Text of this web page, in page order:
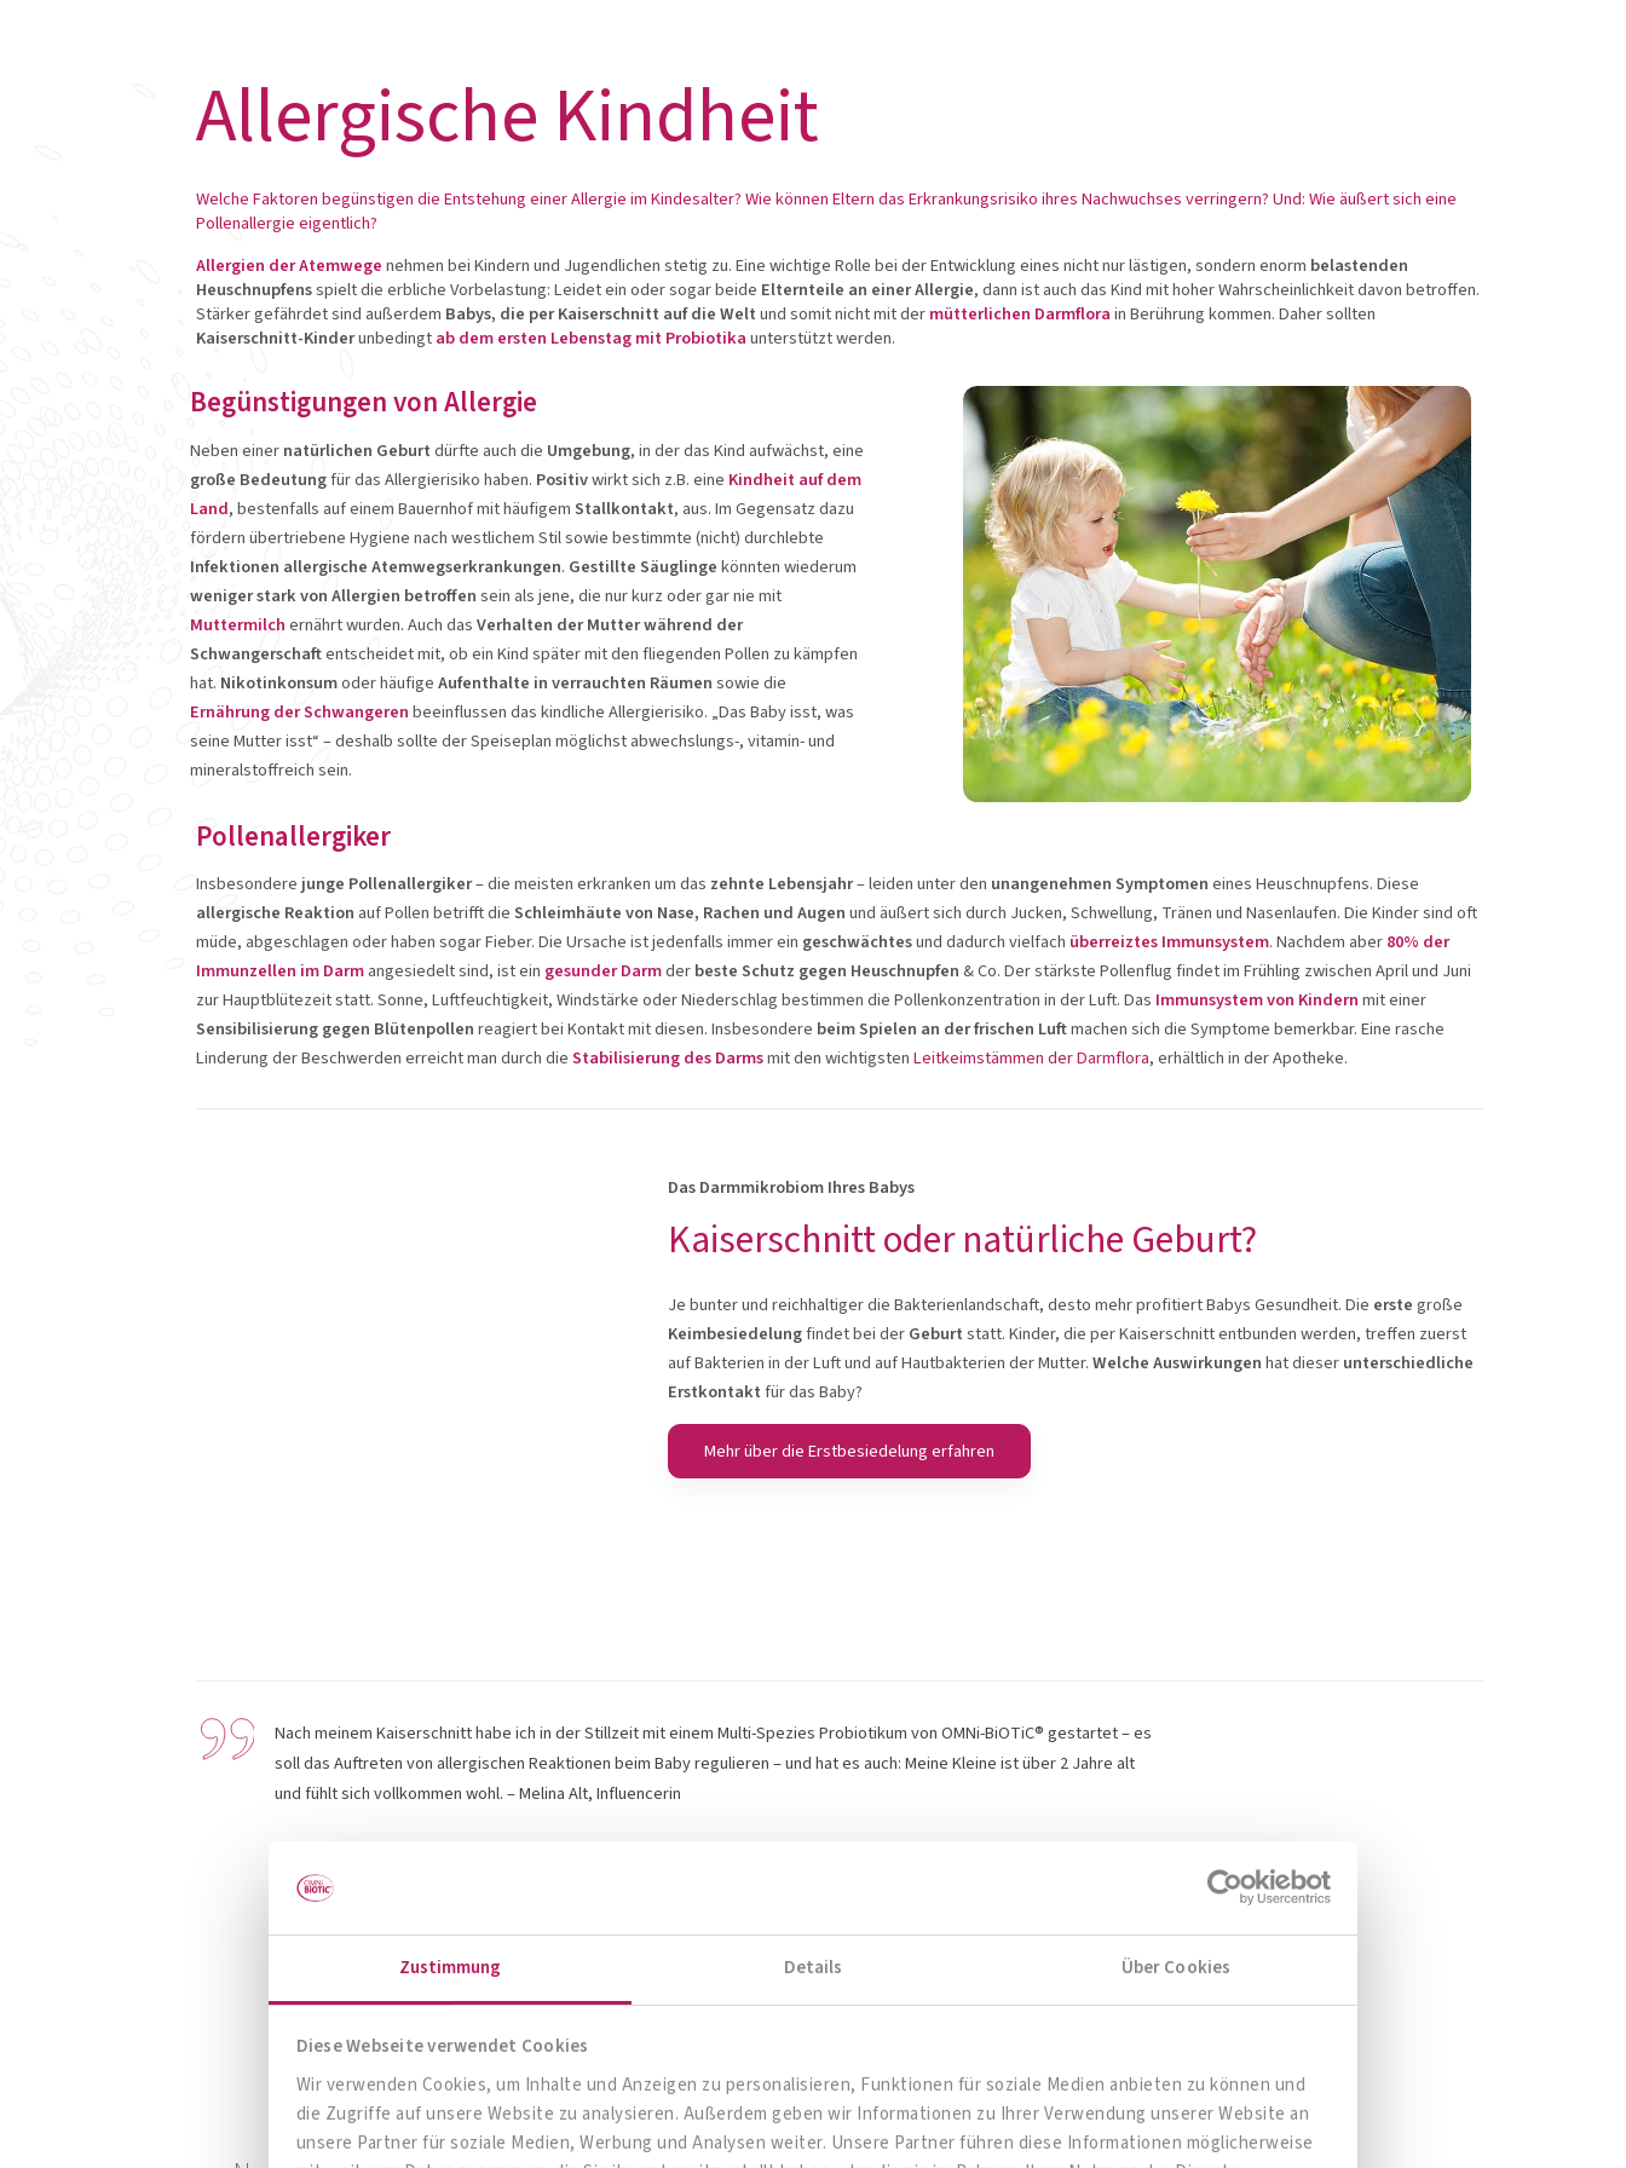
Zustimmung Details Über Cookies
Diese Webseite verwendet Cookies
Wir verwenden Cookies, um Inhalte und Anzeigen zu personalisieren, Funktionen für soziale Medien anbieten zu können und
die Zugriffe auf unsere Website zu analysieren. Außerdem geben wir Informationen zu Ihrer Verwendung unserer Website an
unsere Partner für soziale Medien, Werbung und Analysen weiter. Unsere Partner führen diese Informationen möglicherweise
Zum Produktberater
Allergische Kindheit
Welche Faktoren begünstigen die Entstehung einer Allergie im Kindesalter? Wie können Eltern das Erkrankungsrisiko ihres Nachwuchses verringern? Und: Wie äußert sich eine
Pollenallergie eigentlich?
Allergien der Atemwegenehmen bei Kindern und Jugendlichen stetig zu. Eine wichtige Rolle bei der Entwicklung eines nicht nur lästigen, sondern enorm belastenden
Heuschnupfensspielt die erbliche Vorbelastung: Leidet ein oder sogar beide Elternteile an einer Allergie, dann ist auch das Kind mit hoher Wahrscheinlichkeit davon betroffen.
Stärker gefährdet sind außerdem Babys, die per Kaiserschnitt auf die Weltund somit nicht mit dermütterlichen Darmflorain Berührung kommen. Daher sollten
Kaiserschnitt-Kinderunbedingtab dem ersten Lebenstag mit Probiotikaunterstützt werden.
Begünstigungen von Allergie
Neben einernatürlichen Geburtdürfte auch die Umgebung, in der das Kind aufwächst, eine
große Bedeutungfür das Allergierisiko haben. Positivwirkt sich z.B. eine Kindheit auf dem
Land, bestenfalls auf einem Bauernhof mit häufigemStallkontakt, aus. Im Gegensatz dazu
fördern übertriebene Hygiene nach westlichem Stil sowie bestimmte (nicht) durchlebte
Infektionen allergische Atemwegserkrankungen. Gestillte Säuglingekönnten wiederum
weniger stark von Allergien betroffensein als jene, die nur kurz oder gar nie mit
Muttermilchernährt wurden. Auch dasVerhalten der Mutter während der
Schwangerschaftentscheidet mit, ob ein Kind später mit den fliegenden Pollen zu kämpfen
hat. Nikotinkonsumoder häufigeAufenthalte in verrauchten Räumensowie die
Ernährung der Schwangerenbeeinflussen das kindliche Allergierisiko. „Das Baby isst, was
seine Mutter isst“ – deshalb sollte der Speiseplan möglichst abwechslungs-, vitamin- und
mineralstoffreich sein.
Pollenallergiker
Insbesondere junge Pollenallergiker– die meisten erkranken um das zehnte Lebensjahr– leiden unter den unangenehmen Symptomeneines Heuschnupfens. Diese
allergische Reaktion auf Pollen betrifft dieSchleimhäute von Nase, Rachen und Augenund äußert sich durch Jucken, Schwellung, Tränen und Nasenlaufen. Die Kinder sind oft
müde, abgeschlagen oder haben sogar Fieber. Die Ursache ist jedenfalls immer ein geschwächtesund dadurch vielfach überreiztes Immunsystem. Nachdem aber80% der
Immunzellen im Darmangesiedelt sind, ist ein gesunder Darmderbeste Schutz gegen Heuschnupfen& Co. Der stärkste Pollenflug findet im Frühling zwischen April und Juni
zur Hauptblütezeit statt. Sonne, Luftfeuchtigkeit, Windstärke oder Niederschlag bestimmen die Pollenkonzentration in der Luft. Das Immunsystem von Kindernmit einer
Sensibilisierung gegen Blütenpollenreagiert bei Kontakt mit diesen. Insbesondere beim Spielen an der frischen Luftmachen sich die Symptome bemerkbar. Eine rasche
Linderung der Beschwerden erreicht man durch dieStabilisierung des Darmsmit den wichtigstenLeitkeimstämmen der Darmflora, erhältlich in der Apotheke.
Das Darmmikrobiom Ihres Babys
Kaiserschnitt oder natürliche Geburt?
Je bunter und reichhaltiger die Bakterienlandschaft, desto mehr profitiert Babys Gesundheit. Die erstegroße
Keimbesiedelungfindet bei derGeburtstatt. Kinder, die per Kaiserschnitt entbunden werden, treffen zuerst
auf Bakterien in der Luft und auf Hautbakterien der Mutter.Welche Auswirkungenhat dieserunterschiedliche
Erstkontaktfür das Baby?
Mehr über die Erstbesiedelung erfahren
Nach meinem Kaiserschnitt habe ich in der Stillzeit mit einem Multi-Spezies Probiotikum von OMNi-BiOTiC® gestartet – es
soll das Auftreten von allergischen Reaktionen beim Baby regulieren – und hat es auch: Meine Kleine ist über 2 Jahre alt
und fühlt sich vollkommen wohl. –Melina Alt, Influencerin